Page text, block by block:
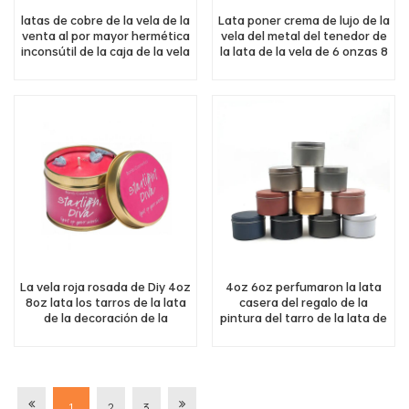
latas de cobre de la vela de la
venta al por mayor hermética
inconsútil de la caja de la vela
Lata poner crema de lujo de la
vela del metal del tenedor de
la lata de la vela de 6 onzas 8
La vela roja rosada de Diy 4oz
8oz lata los tarros de la lata
de la decoración de la
4oz 6oz perfumaron la lata
casera del regalo de la
pintura del tarro de la lata de